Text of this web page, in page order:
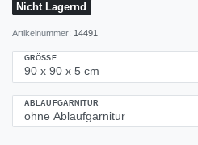
Nicht Lagernd
Artikelnummer: 14491
GRÖSSE
ABLAUFGARNITUR